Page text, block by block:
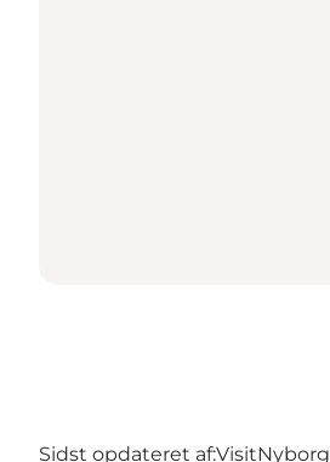
Sidst opdateret af:VisitNyborg